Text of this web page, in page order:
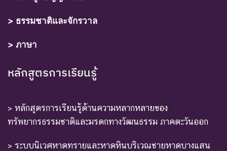
> ธรรมชาติและจักรวาล
> ภาษา
หลักสูตรการเรียนรู้
> หลักสูตรการเรียนรู้ด้านความหลากหลายของ
ทรัพยากรธรรมชาติและมรดกทางวัฒนธรรม ภาคตะวันออก
> ระบบนิเวศหาดทรายและหาดหินบริเวณชายหาดบางแสน